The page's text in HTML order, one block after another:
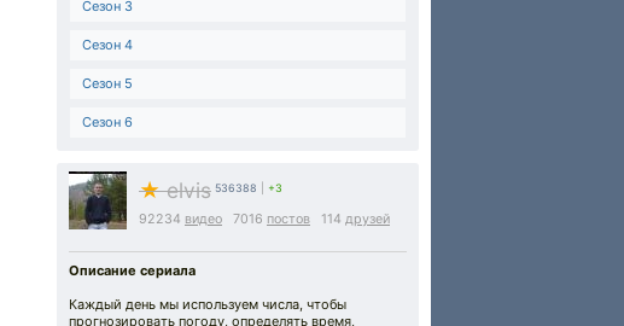
Сезон 3
Сезон 4
Сезон 5
Сезон 6
★elvis 536388 +3
92234 видео 7016 постов 114 друзей
Описание сериала
Каждый день мы используем числа, чтобы
прогнозировать погоду, определять время,